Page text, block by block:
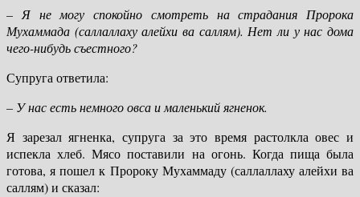
– Я не могу спокойно смотреть на страдания Пророка
Мухаммада (саллаллаху алейхи ва саллям). Нет ли у нас дома
чего-нибудь съестного?
Супруга ответила:
– У нас есть немного овса и маленький ягненок.
Я зарезал ягненка, супруга за это время растолкла овес и
испекла хлеб. Мясо поставили на огонь. Когда пища была
готова, я пошел к Пророку Мухаммаду (саллаллаху алейхи ва
саллям) и сказал: